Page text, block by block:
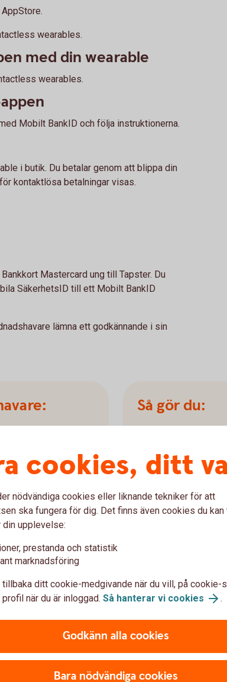
wearables.
med din wearable
wearables.
Mobilt BankID och följa instruktionerna.
i butik. Du betalar genom att blippa din
kontaktlösa betalningar visas.
Mastercard ung till Tapster. Du
SäkerhetsID till ett Mobilt BankID
lämna ett godkännande i sin
internetbanken eller i
flödet.
Så gör du:
Efter att
internetbanken kan
ett kort i Tapster.
För att kunna
2. Gör din
Välj vilken wearable
samband med
Tapster -
3. När du har fått
Ladda ned appen
instruktionerna i
4. Koppla ihop
Följ instruktionerna
cookies, ditt
nödvändiga cookies eller liknande tekniker för att
ska fungera för dig. Det finns även cookies du kan
din upplevelse:
prestanda och statistik
marknadsföring
tillbaka ditt cookie-medgivande när du vill, på cookie-
när du är inloggad. Så hanterar vi cookies .
Godkänn alla cookies
Bara nödvändiga cookies